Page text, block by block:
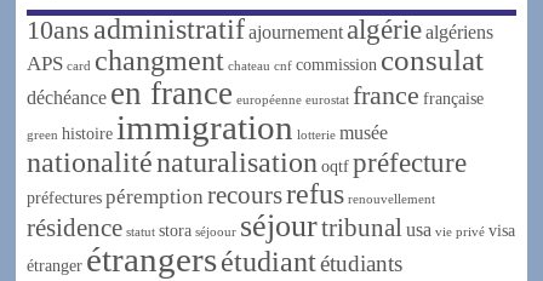
o
k
r
p
p
e
10ans administratifajournement algériealgériens
APS card changment chateau cnf commission consulat
déchéance en france européenne eurostat france française
green histoire immigration lotterie musée
nationaliténaturalisation oqtf préfecture
préfectures péremption recoursrefus renouvellement
résidence statut stora séjoour séjourtribunal usa vie privé visa
étranger étrangersétudiantétudiants